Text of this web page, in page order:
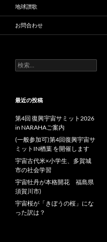
地球讃歌
お問合わせ
検
索:
最近の投稿
第4回 復興宇宙サミット2026
in NARAHAご案内
(一般参加可)第4回復興宇宙サ
ミットIN楢葉 を開催します
宇宙古代米×小学生、多賀城
市の社会学習
宇宙牡丹が本格開花 福島県
須賀川市)
宇宙桜が「きぼうの桜」にな
った訳は？